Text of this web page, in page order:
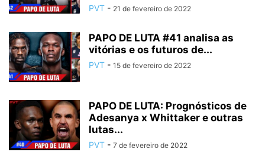
PVT - 21 de fevereiro de 2022
PAPO DE LUTA #41 analisa as
vitórias e os futuros de...
PVT - 15 de fevereiro de 2022
PAPO DE LUTA: Prognósticos de
Adesanya x Whittaker e outras
lutas...
PVT - 7 de fevereiro de 2022